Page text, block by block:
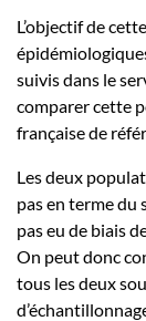
L’objectif de
suivis dans le
comparer cette
française de
Les deux
pas en terme du
pas eu de biais
On peut donc
tous les deux